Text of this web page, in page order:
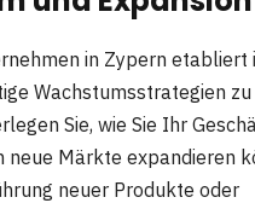
in Zypern etabliert
Wachstumsstrategien zu
Sie, wie Sie Ihr
neue Märkte expandieren
neuer Produkte oder